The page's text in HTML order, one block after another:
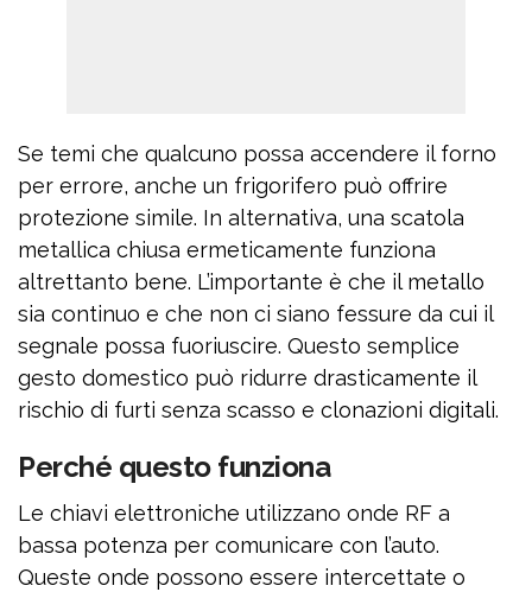
Se temi che qualcuno possa accendere il forno
per errore, anche un frigorifero può offrire
protezione simile. In alternativa, una scatola
metallica chiusa ermeticamente funziona
altrettanto bene. L’importante è che il metallo
sia continuo e che non ci siano fessure da cui il
segnale possa fuoriuscire. Questo semplice
gesto domestico può ridurre drasticamente il
rischio di furti senza scasso e clonazioni digitali.
Perché questo funziona
Le chiavi elettroniche utilizzano onde RF a
bassa potenza per comunicare con l’auto.
Queste onde possono essere intercettate o